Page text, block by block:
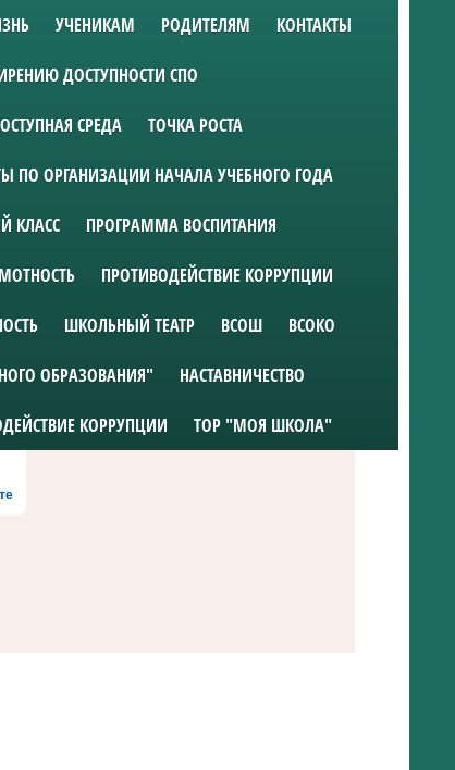
УЧЕНИКАМ РОДИТЕЛЯМ КОНТАКТЫ
ДОСТУПНОСТИ СПО
СРЕДА ТОЧКА РОСТА
ПО ОРГАНИЗАЦИИ НАЧАЛА УЧЕБНОГО ГОДА
КЛАСС ПРОГРАММА ВОСПИТАНИЯ
ПРОТИВОДЕЙСТВИЕ КОРРУПЦИИ
ШКОЛЬНЫЙ ТЕАТР ВСОШ ВСОКО
ОБРАЗОВАНИЯ" НАСТАВНИЧЕСТВО
КОРРУПЦИИ ТОР "МОЯ ШКОЛА"